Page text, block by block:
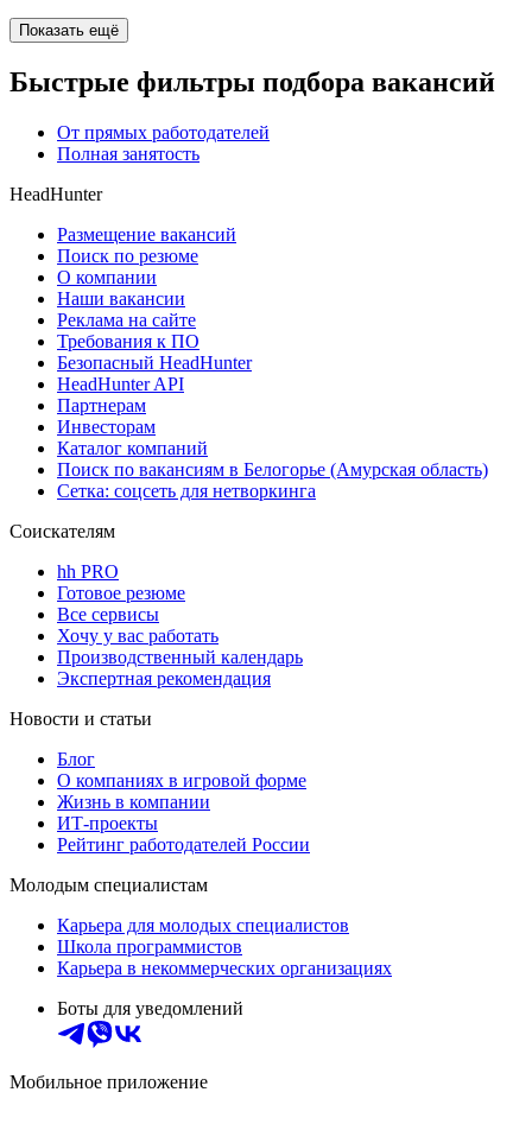
Показать ещё
Быстрые фильтры подбора вакансий
От прямых работодателей
Полная занятость
HeadHunter
Размещение вакансий
Поиск по резюме
О компании
Наши вакансии
Реклама на сайте
Требования к ПО
Безопасный HeadHunter
HeadHunter API
Партнерам
Инвесторам
Каталог компаний
Поиск по вакансиям в Белогорье (Амурская область)
Сетка: соцсеть для нетворкинга
Соискателям
hh PRO
Готовое резюме
Все сервисы
Хочу у вас работать
Производственный календарь
Экспертная рекомендация
Новости и статьи
Блог
О компаниях в игровой форме
Жизнь в компании
ИТ-проекты
Рейтинг работодателей России
Молодым специалистам
Карьера для молодых специалистов
Школа программистов
Карьера в некоммерческих организациях
Боты для уведомлений
Мобильное приложение